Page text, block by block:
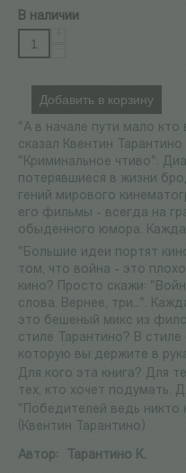
В наличии
Добавить в корзину
"А в начале пути мало кто
сказал Квентин
"Криминальное чтиво".
потерявшиеся в жизни
гений мирового
его фильмы - всегда на
обыденного юмора.
"Большие идеи портят
том, что война - это
кино? Просто скажи:
слова. Вернее, три…".
это бешеный микс из
стиле Тарантино? В
которую вы держите в
Для кого эта книга? Для
тех, кто хочет подумать.
"Победителей ведь никто
(Квентин Тарантино)
Автор:
Тарантино К.